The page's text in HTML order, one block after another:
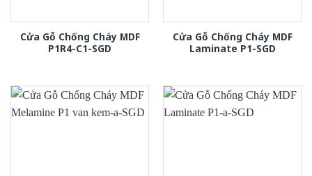
Cửa Gỗ Chống Cháy MDF
P1R4-C1-SGD
Cửa Gỗ Chống Cháy MDF
Laminate P1-SGD